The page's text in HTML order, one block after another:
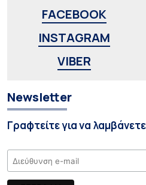
FACEBOOK
INSTAGRAM
VIBER
Newsletter
Γραφτείτε για να